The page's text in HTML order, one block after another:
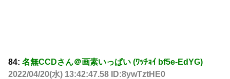
84: 名無CCDさん＠画素いっぱい (ﾜｯﾁｮｲ bf5e-EdYG)
2022/04/20(水) 13:42:47.58 ID:8ywTztHE0